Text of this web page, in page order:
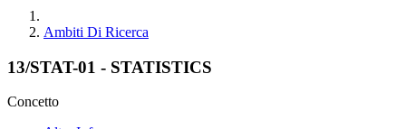
Ambiti Di Ricerca
13/STAT-01 - STATISTICS
Concetto